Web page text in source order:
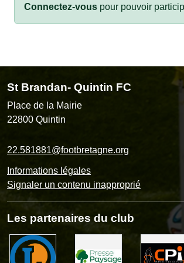
Connectez-vous pour pouvoir
St Brandan- Quintin FC
Place de la Mairie
22800 Quintin
22.581881@footbretagne.org
Informations légales
Signaler un contenu inapproprié
Les partenaires du club